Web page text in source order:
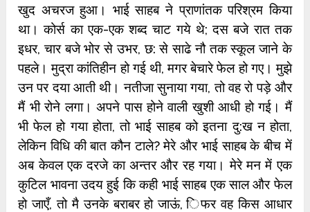
खुद अचरज हुआ। भाई साहब ने प्राणांतक परिश्रम किया
था। कोर्स का एक-एक शब्‍द चाट गये थे; दस बजे रात तक
इधर, चार बजे भोर से उभर, छ: से साढे नौ तक स्‍कूल जाने के
पहले। मुद्रा कांतिहीन हो गई थी, मगर बेचारे फेल हो गए। मुझे
उन पर दया आ‍ती‍‍ थी। नतीजा सुनाया गया, तो वह रो पड़े और
मैं भी रोने लगा। अपने पास होने वाली खुशी आधी हो गई। मैं
भी फेल हो गया होता, तो भाई साहब को इतना दु:ख न होता,
लेकिन विधि की बात कौन टाले? मेरे और भाई साहब के बीच में
अब केवल एक दरजे का अन्‍तर और रह गया। मेरे मन में एक
कुटिल भावना उदय हुई कि कही भाई साहब एक साल और फेल
हो जाएँ, तो मै उनके बराबर हो जाऊं, ‍िफर वह किस आधार